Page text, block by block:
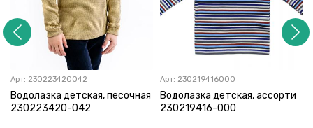
Арт: 230223420042
Водолазка детская, песочная
230223420-042
Арт: 230219416000
Водолазка детская, ассорти
230219416-000